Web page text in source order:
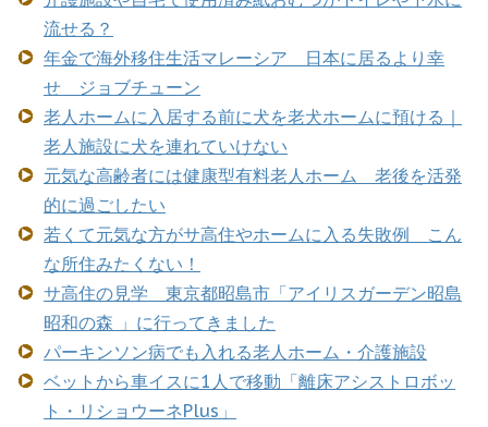
流せる？
年金で海外移住生活マレーシア 日本に居るより幸
せ ジョブチューン
老人ホームに入居する前に犬を老犬ホームに預ける｜
老人施設に犬を連れていけない
元気な高齢者には健康型有料老人ホーム 老後を活発
的に過ごしたい
若くて元気な方がサ高住やホームに入る失敗例 こん
な所住みたくない！
サ高住の見学 東京都昭島市「アイリスガーデン昭島
昭和の森 」に行ってきました
パーキンソン病でも入れる老人ホーム・介護施設
ベットから車イスに1人で移動「離床アシストロボッ
ト・リショウーネPlus」